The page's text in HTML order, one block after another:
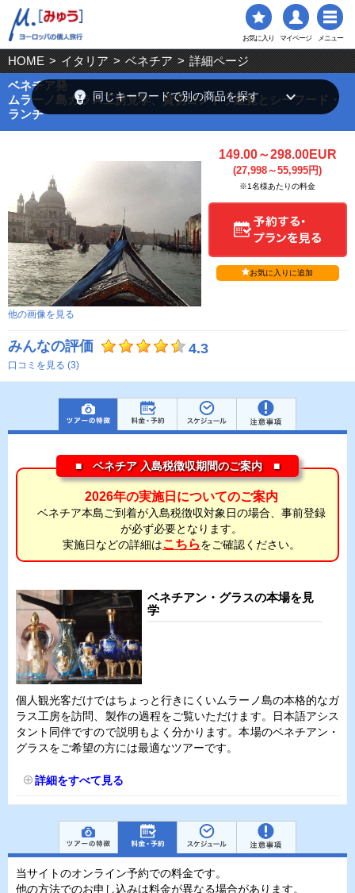
お気に入り マイページ メニュー
HOME > イタリア > ベネチア > 詳細ページ
ベネチア発
ムラーノ島ガラス工房見学、貸切ゴンドラ遊覧とシーフード・
ランチ
他の画像を見る
149.00～298.00EUR
(27,998～55,995円)
※1名様あたりの料金
お気に入りに追加
みんなの評価 4.3
口コミを見る (3)
■ ベネチア 入島税徴収期間のご案内 ■
2026年の実施日についてのご案内
ベネチア本島ご到着が入島税徴収対象日の場合、事前登録
が必ず必要となります。
実施日などの詳細はこちらをご確認ください。
ベネチアン・グラスの本場を見
学
個人観光客だけではちょっと行きにくいムラーノ島の本格的なガ
ラス工房を訪問、製作の過程をご覧いただけます。日本語アシス
タント同伴ですので説明もよく分かります。本場のベネチアン・
グラスをご希望の方には最適なツアーです。
詳細をすべて見る
当サイトのオンライン予約での料金です。
他の方法でのお申し込みは料金が異なる場合があります。
emoji_objects同じキーワードで別の商品を探すkeyboard_arrow_down